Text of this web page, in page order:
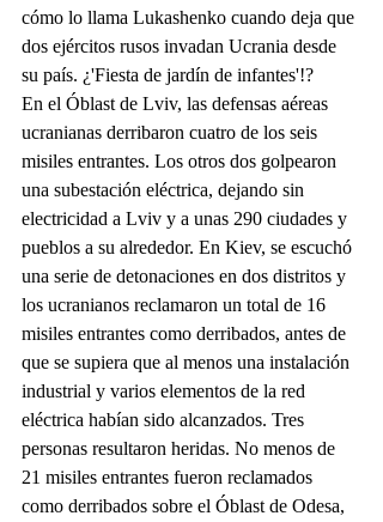
cómo lo llama Lukashenko cuando deja que
dos ejércitos rusos invadan Ucrania desde
su país. ¿'Fiesta de jardín de infantes'!?
En el Óblast de Lviv, las defensas aéreas
ucranianas derribaron cuatro de los seis
misiles entrantes. Los otros dos golpearon
una subestación eléctrica, dejando sin
electricidad a Lviv y a unas 290 ciudades y
pueblos a su alrededor. En Kiev, se escuchó
una serie de detonaciones en dos distritos y
los ucranianos reclamaron un total de 16
misiles entrantes como derribados, antes de
que se supiera que al menos una instalación
industrial y varios elementos de la red
eléctrica habían sido alcanzados. Tres
personas resultaron heridas. No menos de
21 misiles entrantes fueron reclamados
como derribados sobre el Óblast de Odesa,